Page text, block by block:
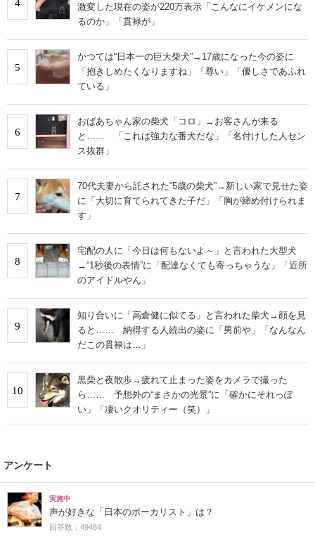
4
激変した現在の姿が220万表示「こんなにイケメンにな
るのか」「貫禄が」
5
かつては“日本一の巨大柴犬”→17歳になった今の姿に
「抱きしめたくなりますね」「尊い」「優しさであふれ
ている」
6
おばあちゃん家の柴犬「コロ」→お客さんが来る
と…… 「これは強力な番犬だな」「名付けした人セン
ス抜群」
7
70代夫妻から託された“5歳の柴犬”→新しい家で見せた姿
に「大切に育てられてきた子だ」「胸が締め付けられま
す」
8
宅配の人に「今日は何もないよ～」と言われた大型犬
→“1秒後の表情”に「配達なくても寄っちゃうな」「近所
のアイドルやん」
9
知り合いに「高倉健に似てる」と言われた柴犬→顔を見
ると…… 納得する人続出の姿に「男前や」「なんなん
だこの貫禄は…」
10
黒柴と夜散歩→疲れて止まった姿をカメラで撮った
ら…… 予想外の“まさかの光景”に「確かにそれっぽ
い」「凄いクオリティー（笑）」
アンケート
実施中
声が好きな「日本のボーカリスト」は？
回答数：49484